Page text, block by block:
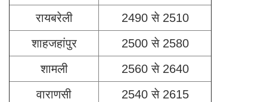
रायबरेली
2490 से 2510
शाहजहांपुर
2500 से 2580
शामली
2560 से 2640
वाराणसी
2540 से 2615